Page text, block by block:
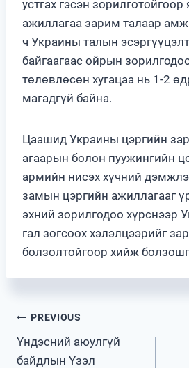
устгах гэсэн зорилготойгоор
ажиллагаа зарим талаар
ч Украины талын
байгаагаас ойрын
төлөвлөсөн хугацаа нь 1-2
магадгүй байна.
Цаашид Украины цэргийн
агаарын болон пуужингийн
армийн нисэх хүчний
замын цэргийн ажиллагааг
эхний зорилгодоо хүрснээр
гал зогсоох хэлэлцээрийг
болзолтойгоор хийж
Post
navigation
PREVIOUS
Үндэсний аюулгүй
байдлын Үзэл